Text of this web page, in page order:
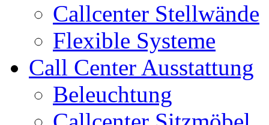
Callcenter Stellwände
Flexible Systeme
Call Center Ausstattung
Beleuchtung